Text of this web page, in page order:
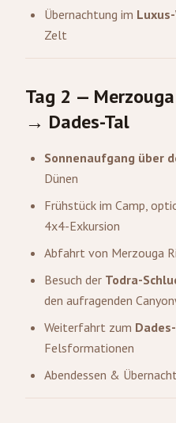
Übernachtung im
Zelt
Tag 2 —
→ Dades-Tal
Sonnenaufgang über
Dünen
Frühstück im Camp,
4x4-Exkursion
Abfahrt von Merzouga
Besuch der Todra-
den aufragenden
Weiterfahrt zum
Felsformationen
Abendessen &